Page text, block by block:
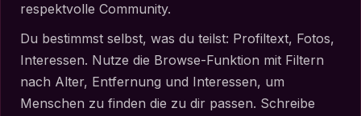
respektvolle Community.
Du bestimmst selbst, was du teilst: Profiltext, Fotos,
Interessen. Nutze die Browse-Funktion mit Filtern
nach Alter, Entfernung und Interessen, um
Menschen zu finden die zu dir passen. Schreibe